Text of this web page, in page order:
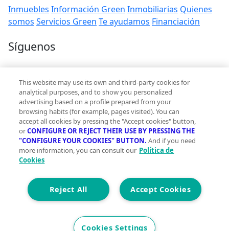
Inmuebles Información Green Inmobiliarias Quienes
somos Servicios Green Te ayudamos Financiación
Síguenos
Contacto
hola@vivegreen.com
Aviso Legal
Condiciones de uso
Politica de privacidad
Política de cookies
Accesibilidad
© 2026 Vivegreen - Todos los derechos reservados - UCI
This website may use its own and third-party cookies for
analytical purposes, and to show you personalized
advertising based on a profile prepared from your
browsing habits (for example, pages visited). You can
accept all cookies by pressing the "Accept cookies" button,
orCONFIGURE OR REJECT THEIR USE BY PRESSING THE
"CONFIGURE YOUR COOKIES" BUTTON. And if you need
more information, you can consult our Política de
Cookies
Accept Cookies
Reject All
Cookies Settings